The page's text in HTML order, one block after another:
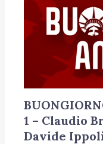
1 – Claudio
Davide